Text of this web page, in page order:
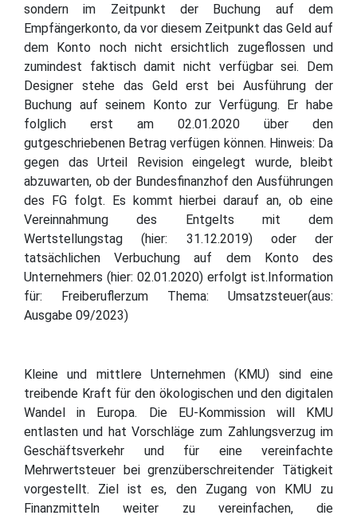
sondern im Zeitpunkt der Buchung auf dem
Empfängerkonto, da vor diesem Zeitpunkt das Geld auf
dem Konto noch nicht ersichtlich zugeflossen und
zumindest faktisch damit nicht verfügbar sei. Dem
Designer stehe das Geld erst bei Ausführung der
Buchung auf seinem Konto zur Verfügung. Er habe
folglich erst am 02.01.2020 über den
gutgeschriebenen Betrag verfügen können. Hinweis: Da
gegen das Urteil Revision eingelegt wurde, bleibt
abzuwarten, ob der Bundesfinanzhof den Ausführungen
des FG folgt. Es kommt hierbei darauf an, ob eine
Vereinnahmung des Entgelts mit dem
Wertstellungstag (hier: 31.12.2019) oder der
tatsächlichen Verbuchung auf dem Konto des
Unternehmers (hier: 02.01.2020) erfolgt ist.Information
für: Freiberuflerzum Thema: Umsatzsteuer(aus:
Ausgabe 09/2023)
Kleine und mittlere Unternehmen (KMU) sind eine
treibende Kraft für den ökologischen und den digitalen
Wandel in Europa. Die EU-Kommission will KMU
entlasten und hat Vorschläge zum Zahlungsverzug im
Geschäftsverkehr und für eine vereinfachte
Mehrwertsteuer bei grenzüberschreitender Tätigkeit
vorgestellt. Ziel ist es, den Zugang von KMU zu
Finanzmitteln weiter zu vereinfachen, die